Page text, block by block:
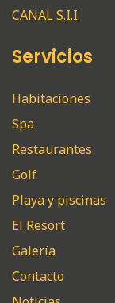
CANAL S.I.I.
Servicios
Habitaciones
Spa
Restaurantes
Golf
Playa y piscinas
El Resort
Galería
Contacto